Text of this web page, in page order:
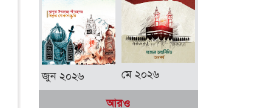
জুন ২০২৬ মে ২০২৬
আরও